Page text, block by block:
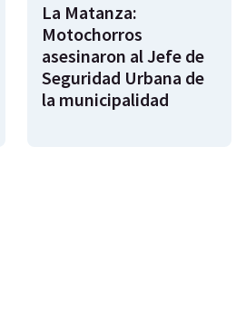
La Matanza:
Motochorros
asesinaron al Jefe de
Seguridad Urbana de
la municipalidad